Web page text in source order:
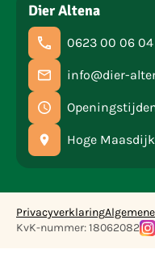
Dier Altena
0623 00 06 04
info@dier-
Hoge Maasdijk
Privacyverklaring
KvK-nummer: 18062082